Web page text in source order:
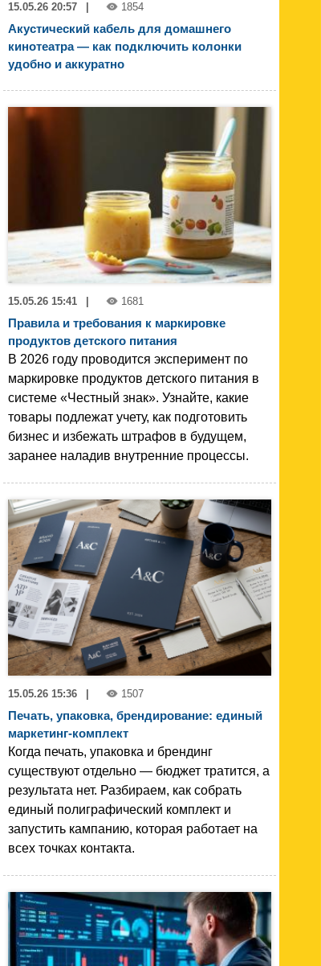
15.05.26 20:57 1854
Акустический кабель для домашнего
кинотеатра — как подключить колонки
удобно и аккуратно
15.05.26 15:41 1681
Правила и требования к маркировке
продуктов детского питания
В 2026 году проводится эксперимент по
маркировке продуктов детского питания в
системе «Честный знак». Узнайте, какие
товары подлежат учету, как подготовить
бизнес и избежать штрафов в будущем,
заранее наладив внутренние процессы.
15.05.26 15:36 | 1507
Печать, упаковка, брендирование: единый
маркетинг-комплект
Когда печать, упаковка и брендинг
существуют отдельно — бюджет тратится, а
результата нет. Разбираем, как собрать
единый полиграфический комплект и
запустить кампанию, которая работает на
всех точках контакта.